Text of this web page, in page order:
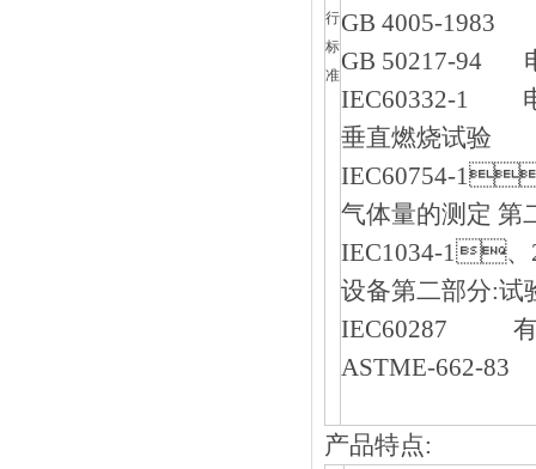
行
标
准
GB 4005-1983
GB 50217-94
IEC60332-1 电
垂直燃烧试验
IEC60754-
气体量的测定 第
IEC1034-1、
设备第二部分:试
IEC60287 有
ASTME-662-
产品特点: